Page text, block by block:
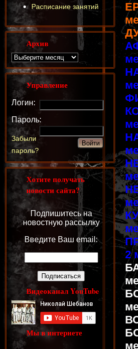
2
Расписание занятий
Архив
Управление
Логин:
Пароль:
Забыли
пароль?
Хотите получать
новости сайта?
Подпишитесь на
новостную рассылку
Введите Ваш email:
Видеоканал YouTube
Мы в интернете